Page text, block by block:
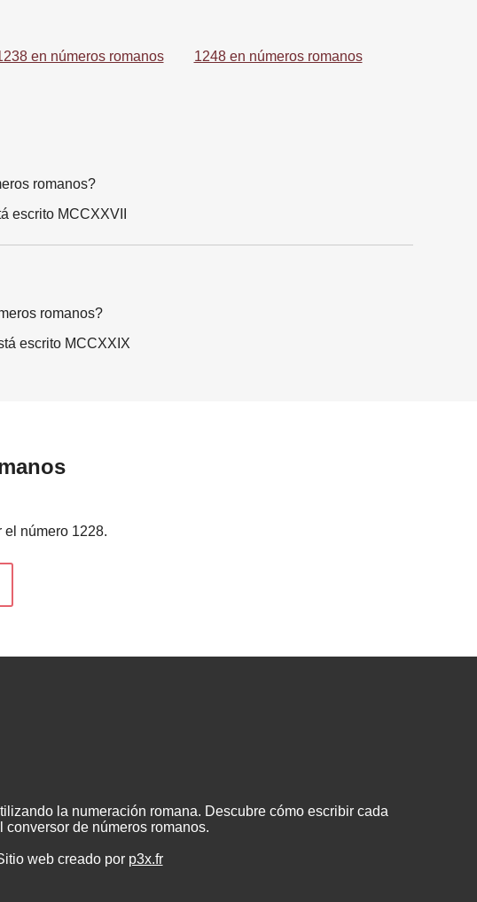
en números romanos 1248 en números romanos
romanos?
escrito MCCXXVII
romanos?
escrito MCCXXIX
el número 1228.
la numeración romana. Descubre cómo escribir cada
de números romanos.
web creado por p3x.fr